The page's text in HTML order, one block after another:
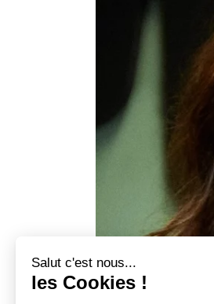
les Cookies !